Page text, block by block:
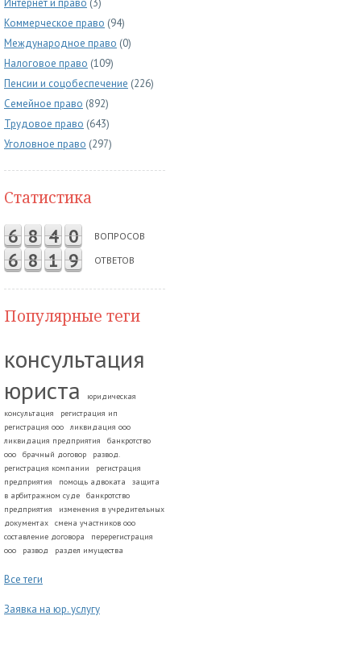
Интернет и право (3)
Коммерческое право (94)
Международное право (0)
Налоговое право (109)
Пенсии и соцобеспечение (226)
Семейное право (892)
Трудовое право (643)
Уголовное право (297)
Статистика
6 8 4 0 ВОПРОСОВ
6 8 1 9 ОТВЕТОВ
Популярные теги
консультация
юриста
юридическая
консультация
регистрация ип
регистрация ооо
ликвидация ооо
ликвидация предприятия
банкротство
ооо
брачный договор
развод.
регистрация компании
регистрация
предприятия
помощь адвоката
защита
в арбитражном суде
банкротство
предприятия
изменения в учредительных
документах
смена участников ооо
составление договора
перерегистрация
ооо
развод раздел имущества
Все теги
Заявка на юр. услугу